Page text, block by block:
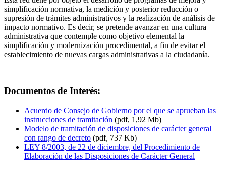
simplificación normativa, la medición y posterior reducción o
supresión de trámites administrativos y la realización de análisis de
impacto normativo. Es decir, se pretende avanzar en una cultura
administrativa que contemple como objetivo elemental la
simplificación y modernización procedimental, a fin de evitar el
establecimiento de nuevas cargas administrativas a la ciudadanía.
Documentos de Interés:
Acuerdo de Consejo de Gobierno por el que se aprueban las
instrucciones de tramitación (pdf, 1,92 Mb)
Modelo de tramitación de disposiciones de carácter general
con rango de decreto (pdf, 737 Kb)
LEY 8/2003, de 22 de diciembre, del Procedimiento de
Elaboración de las Disposiciones de Carácter General